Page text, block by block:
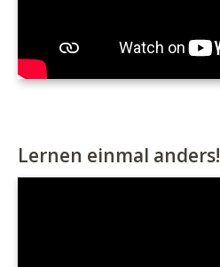
Lernen einmal anders!